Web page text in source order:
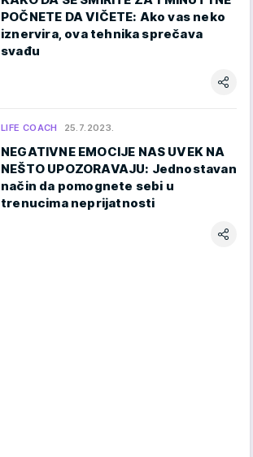
POČNETE DA VIČETE: Ako vas neko
iznervira, ova tehnika sprečava
svađu
LIFE COACH 25.7.2023.
NEGATIVNE EMOCIJE NAS UVEK NA
NEŠTO UPOZORAVAJU: Jednostavan
način da pomognete sebi u
trenucima neprijatnosti